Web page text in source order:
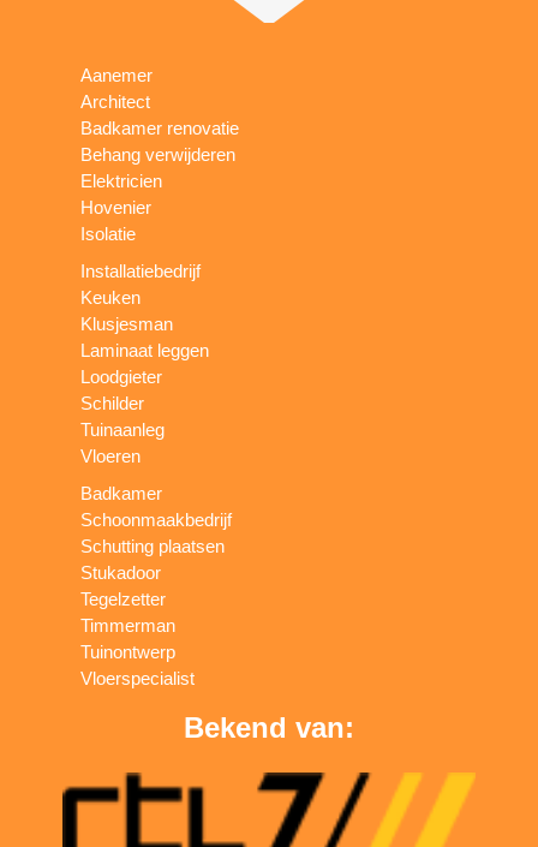
Aanemer
Architect
Badkamer renovatie
Behang verwijderen
Elektricien
Hovenier
Isolatie
Installatiebedrijf
Keuken
Klusjesman
Laminaat leggen
Loodgieter
Schilder
Tuinaanleg
Vloeren
Badkamer
Schoonmaakbedrijf
Schutting plaatsen
Stukadoor
Tegelzetter
Timmerman
Tuinontwerp
Vloerspecialist
Bekend van: